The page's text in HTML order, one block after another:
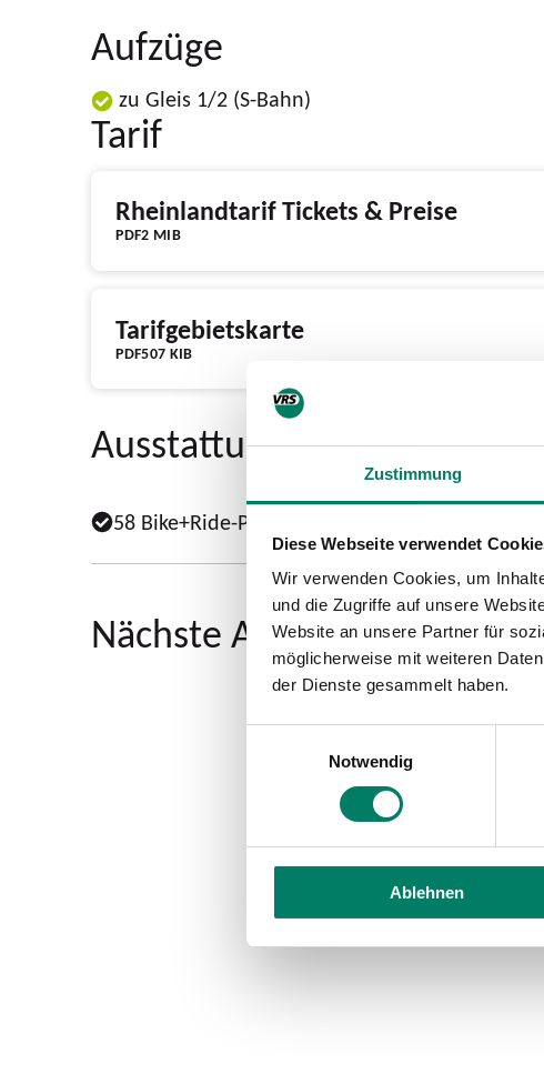
Zustimmung
Diese Webseite verwendet
Wir verwenden Cookies, um
und die Zugriffe auf unsere
Website an unsere Partner für
möglicherweise mit weiteren
der Dienste gesammelt haben.
Notwendig
Ablehnen
Aufzüge
zu Gleis 1/2 (S-Bahn)
Tarif
PDF2 MIB
Rheinlandtarif Tickets & Preise
PDF507 KIB
Tarifgebietskarte
Ausstattung
58 Bike+Ride-Plätze vorhanden
Nächste Abfahrten ab